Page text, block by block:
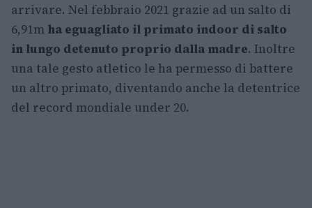
arrivare. Nel febbraio 2021 grazie ad un salto di
6,91m ha eguagliato il primato indoor di salto
in lungo detenuto proprio dalla madre. Inoltre
una tale gesto atletico le ha permesso di battere
un altro primato, diventando anche la detentrice
del record mondiale under 20.